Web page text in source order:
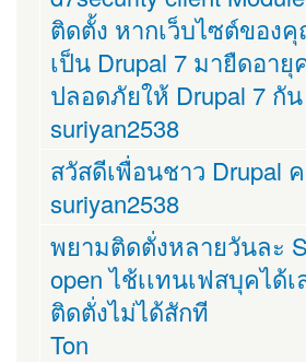
ติดตั้ง หากเว็บไซต์ของ
เป็น Drupal 7 มายืดอายุ
ปลอดภัยให้ Drupal 7 กัน
suriyan2538
สวัสดีเพื่อนชาว Drupal
suriyan2538
พยามติดตั่งหลายวันละ
open ไช้เเทนเฟสบุคได้
ติดตั่งไม่ได้สักที
Ton